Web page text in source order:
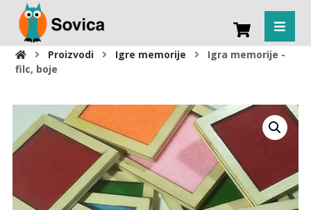
Proizvodi Igre memorije
Igra memorije -
filc, boje